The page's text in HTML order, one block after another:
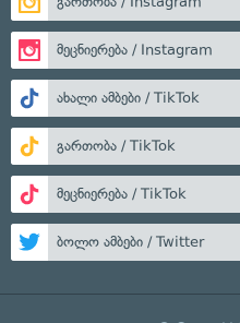
მეცნიერება / Instagram
ახალი ამბები / TikTok
გართობა / TikTok
მეცნიერება / TikTok
ბოლო ამბები / Twitter